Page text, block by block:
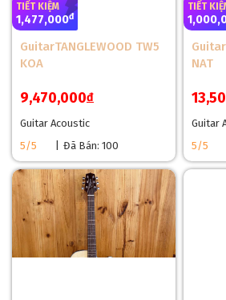
TIẾT KIỆM
1,477,000đ
GuitarTANGLEWOOD TW5
KOA
9,470,000đ
Guitar Acoustic
5/5
Đã Bán: 100
TIẾT
Guitar
NAT
Guitar
5/5